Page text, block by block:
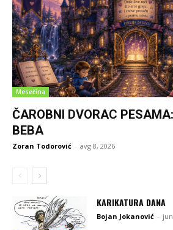
Mesečina
ČAROBNI DVORAC
BEBA
Zoran Todorović - avg 8, 2026
KARIKATURA DANA
Bojan Jokanović -